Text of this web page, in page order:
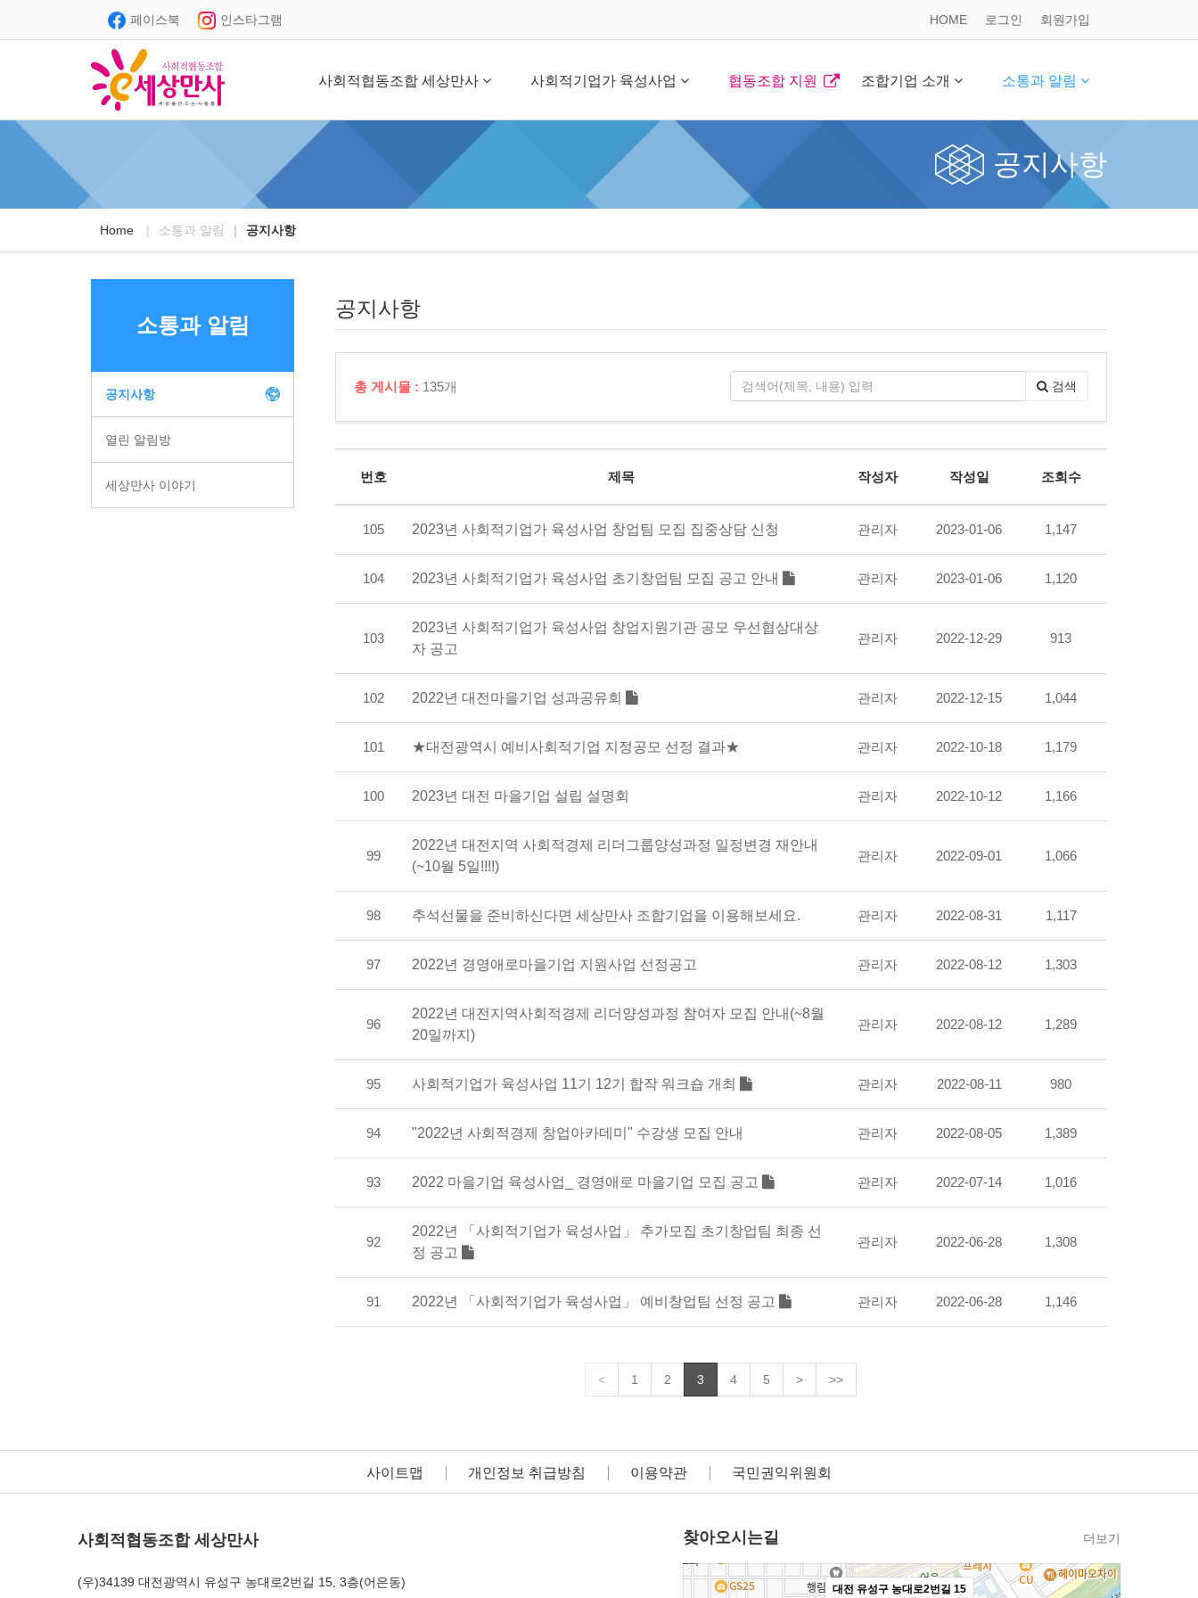
페이스북 인스타그램 HOME 로그인 회원가입
사회적협동조합 세상만사 사회적기업가 육성사업 협동조합 지원 조합기업 소개 소통과 알림
공지사항
Home 소통과 알림 공지사항
소통과 알림
공지사항
열린 알림방
세상만사 이야기
공지사항
총 게시물 : 135개 검색
번호 제목 작성자 작성일 조회수
105 2023년 사회적기업가 육성사업 창업팀 모집 집중상담 신청 관리자 2023-01-06 1,147
104 2023년 사회적기업가 육성사업 초기창업팀 모집 공고 안내 관리자 2023-01-06 1,120
103
2023년 사회적기업가 육성사업 창업지원기관 공모 우선협상대상
자 공고
관리자 2022-12-29 913
102 2022년 대전마을기업 성과공유회 관리자 2022-12-15 1,044
101 ★대전광역시 예비사회적기업 지정공모 선정 결과★ 관리자 2022-10-18 1,179
100 2023년 대전 마을기업 설립 설명회 관리자 2022-10-12 1,166
99
2022년 대전지역 사회적경제 리더그룹양성과정 일정변경 재안내
(~10월 5일!!!!)
관리자 2022-09-01 1,066
98 추석선물을 준비하신다면 세상만사 조합기업을 이용해보세요. 관리자 2022-08-31 1,117
97 2022년 경영애로마을기업 지원사업 선정공고 관리자 2022-08-12 1,303
96
2022년 대전지역사회적경제 리더양성과정 참여자 모집 안내(~8월
20일까지)
관리자 2022-08-12 1,289
95 사회적기업가 육성사업 11기 12기 합작 워크숍 개최 관리자 2022-08-11 980
94 "2022년 사회적경제 창업아카데미" 수강생 모집 안내 관리자 2022-08-05 1,389
93 2022 마을기업 육성사업_ 경영애로 마을기업 모집 공고 관리자 2022-07-14 1,016
92
2022년 「사회적기업가 육성사업」 추가모집 초기창업팀 최종 선
정 공고
관리자 2022-06-28 1,308
91 2022년 「사회적기업가 육성사업」 예비창업팀 선정 공고 관리자 2022-06-28 1,146
< 1 2 3 4 5 > >>
사이트맵 개인정보 취급방침 이용약관 국민권익위원회
사회적협동조합 세상만사
(우)34139 대전광역시 유성구 농대로2번길 15, 3층(어은동)
찾아오시는길 더보기
대전 유성구 농대로2번길 15